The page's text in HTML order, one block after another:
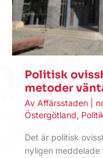
Politisk
metoder
Av Affärsstaden
Östergötland,
Det är politisk
nyligen